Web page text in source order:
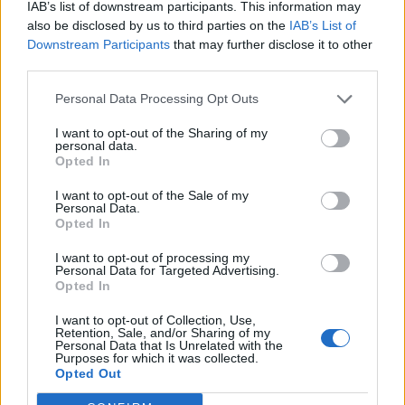
IAB’s list of downstream participants. This information may
also be disclosed by us to third parties on the IAB’s List of
Downstream Participants that may further disclose it to other
Personal Data Processing Opt Outs
I want to opt-out of the Sharing of my
personal data.
Opted In
I want to opt-out of the Sale of my
Personal Data.
Opted In
I want to opt-out of processing my
Personal Data for Targeted Advertising.
Opted In
I want to opt-out of Collection, Use,
Retention, Sale, and/or Sharing of my
Personal Data that Is Unrelated with the
Purposes for which it was collected.
Opted Out
ότι έχουν στηθεί εγκαταστάσεις καραντίνας για
κάποια μέλη του πληρώματος που δεν είναι
42ήμερη περίοδο καραντίνας. Στο πλοίο
προβλέπεται να γίνει απολύμανση.
Ο χανταϊός μεταδίδεται κυρίως από τρωκτικά,
αλλά σε σπάνιες περιπτώσεις και ύστερα από
παρατεταμένη, στενή επαφή μπορεί να μεταδοθεί
από άνθρωπο σε άνθρωπο.
του μπορεί να διαρκέσει περίπου έξι εβδομάδες.
Μέλη του πληρώματος και επιβάτες που έχουν
ήδη εγκαταλείψει το πλοίο όπως και άνθρωποι
που ήρθαν σε επαφή μαζί τους έχουν τεθεί σε
καραντίνα σε διάφορες χώρες στον κόσμο.